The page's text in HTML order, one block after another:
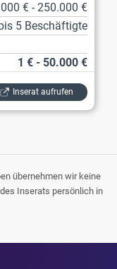
€ - 250.000 €
bis 5 Beschäftigte
1 € - 50.000 €
Inserat aufrufen
übernehmen wir keine
Inserats persönlich in